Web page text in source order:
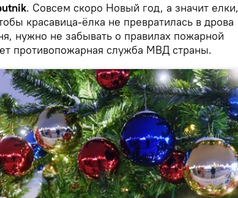
. Совсем скоро Новый год, а значит елки,
красавица-ёлка не превратилась в дрова
нужно не забывать о правилах пожарной
противопожарная служба МВД страны.